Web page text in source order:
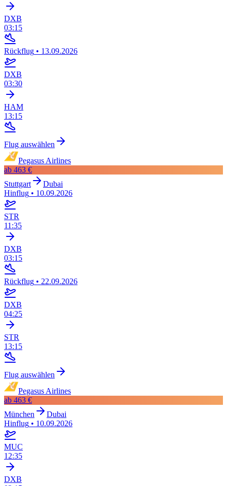
DXB
03:15
Rückflug • 13.09.2026
DXB
03:30
HAM
13:15
Flug auswählen
Pegasus Airlines
ab 463 €
Stuttgart
Dubai
Hinflug • 10.09.2026
STR
11:35
DXB
03:15
Rückflug • 22.09.2026
DXB
04:25
STR
13:15
Flug auswählen
Pegasus Airlines
ab 463 €
München
Dubai
Hinflug • 10.09.2026
MUC
12:35
DXB